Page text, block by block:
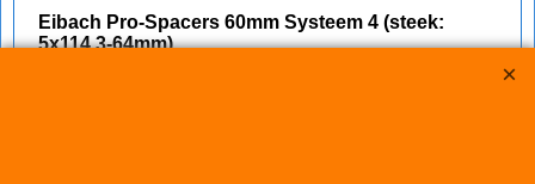
Eibach Pro-Spacers 60mm Systeem 4 (steek:
5x114,3-64mm)